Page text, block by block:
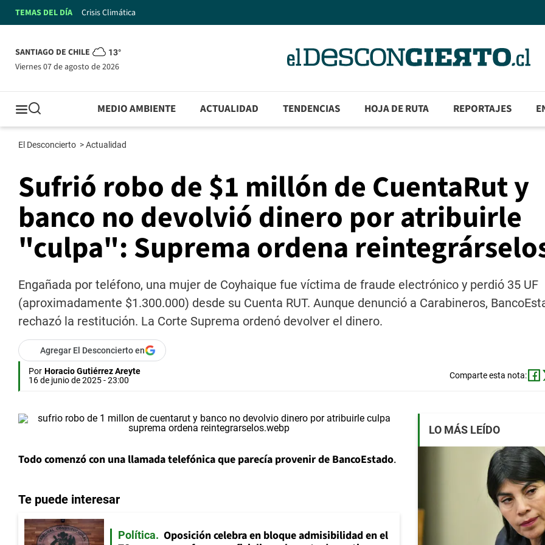
TEMAS DEL DÍA Crisis Climática
SANTIAGO DE CHILE 13°
viernes 07 de agosto de 2026
MEDIO AMBIENTE ACTUALIDAD TENDENCIAS HOJA DE RUTA REPORTAJES
El Desconcierto >Actualidad
Sufrió robo de $1 millón de CuentaRut y
banco no devolvió dinero por atribuirle
"culpa": Suprema ordena
Engañada por teléfono, una mujer de Coyhaique fue víctima de fraude electrónico y perdió 35 UF
(aproximadamente $1.300.000) desde su Cuenta RUT. Aunque denunció a Carabineros,
rechazó la restitución. La Corte Suprema ordenó devolver el dinero.
Agregar El Desconcierto en
Por Horacio Gutiérrez Areyte
16 de junio de 2025 - 23:00
Comparte esta nota:
Todo comenzó con una llamada telefónica que parecía provenir de BancoEstado.
Te puede interesar
Política
Oposición celebra en bloque admisibilidad en el
LO MÁS LEÍDO